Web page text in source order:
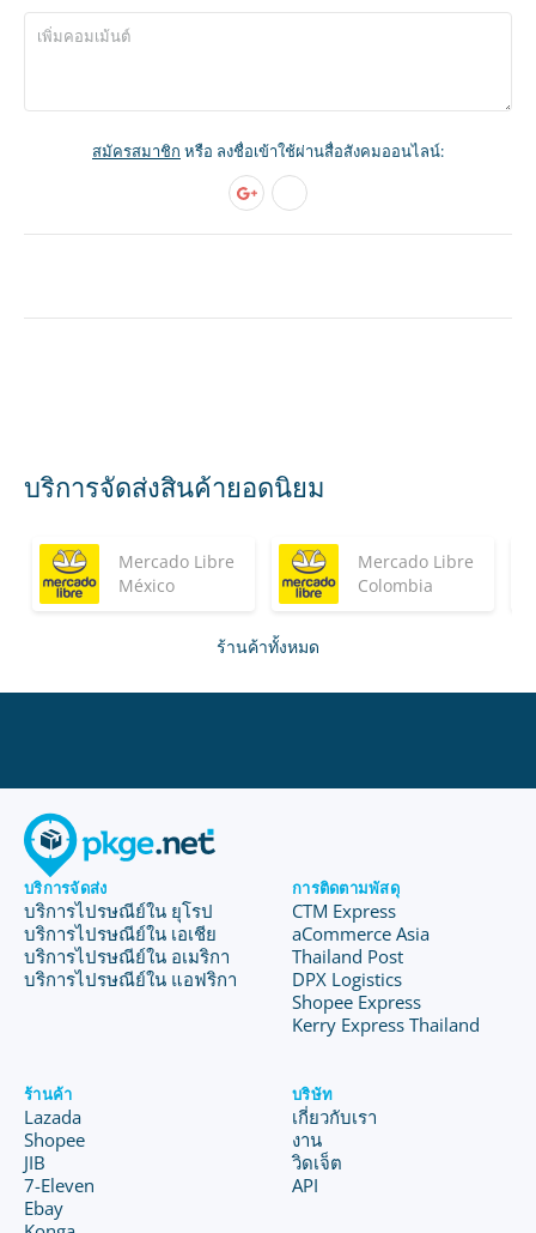
สมัครสมาชิก หรือ ลงชื่อเข้าใช้ผ่านสื่อสังคมออนไลน์:
บริการจัดส่งสินค้ายอดนิยม
Mercado Libre
México
Mercado Libre
Colombia
ร้านค้าทั้งหมด
บริการจัดส่ง
บริการไปรษณีย์ใน ยุโรป
บริการไปรษณีย์ใน เอเชีย
บริการไปรษณีย์ใน อเมริกา
บริการไปรษณีย์ใน แอฟริกา
การติดตามพัสดุ
CTM Express
aCommerce Asia
Thailand Post
DPX Logistics
Shopee Express
Kerry Express Thailand
ร้านค้า
Lazada
Shopee
JIB
7-Eleven
Ebay
บริษัท
เกี่ยวกับเรา
งาน
วิดเจ็ต
API